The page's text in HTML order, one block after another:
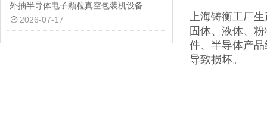
外抽半导体电子颗粒真空包装机设备
2026-07-17
上海铸衡工厂
固体、液体、
件、半导体产
导致损坏。